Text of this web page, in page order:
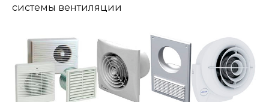
системы вентиляции